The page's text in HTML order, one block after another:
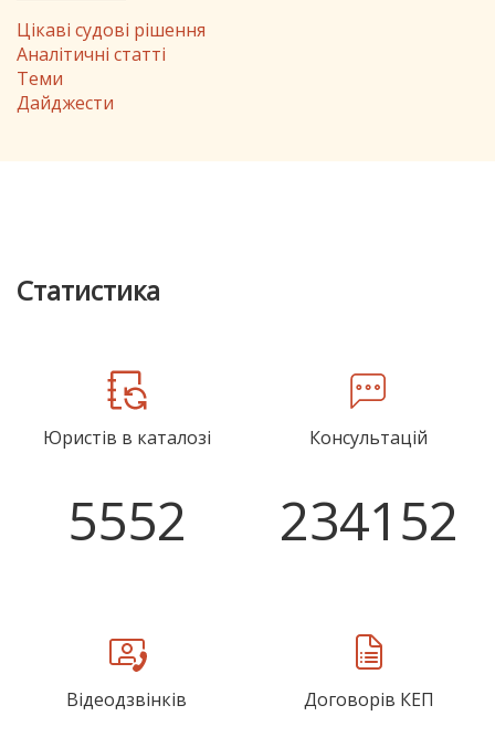
Цікаві судові рішення
Аналітичні статті
Теми
Дайджести
Cтатистика
Юристів в каталозі
5552
Консультацій
234152
Відеодзвінків Договорів КЕП